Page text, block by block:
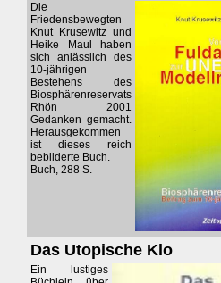
Die
Friedensbewegten
Knut Krusewitz und
Heike Maul haben
sich anlässlich des
10-jährigen
Bestehens des
Biosphärenreservats
Rhön 2001
Gedanken gemacht.
Herausgekommen
ist dieses reich
bebilderte Buch.
Buch, 288 S.
Das Utopische Klo
Ein lustiges